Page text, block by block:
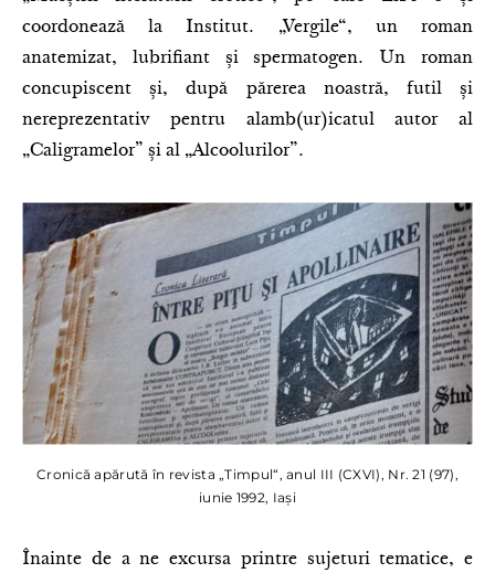
coordonează la Institut. „Vergile“, un roman
anatemizat, lubrifiant și spermatogen. Un roman
concupiscent și, după părerea noastră, futil și
nereprezentativ pentru alamb(ur)icatul autor al
„Caligramelor” și al „Alcoolurilor”.
Cronică apărută în revista „Timpul“, anul III (CXVI), Nr. 21 (97),
iunie 1992, Iași
Înainte de a ne excursa printre sujeturi tematice, e